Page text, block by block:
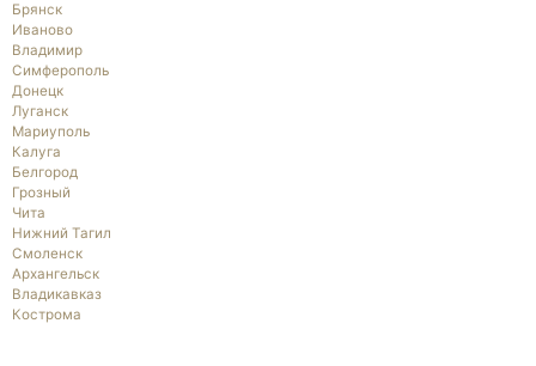
Брянск
Иваново
Владимир
Симферополь
Донецк
Луганск
Мариуполь
Калуга
Белгород
Грозный
Чита
Нижний Тагил
Смоленск
Архангельск
Владикавказ
Кострома